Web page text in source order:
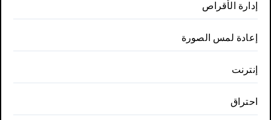
إدارة الأقراص
إعادة لمس الصورة
إنترنت
احتراق